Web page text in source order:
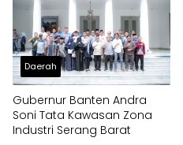
Daerah
Gubernur Banten Andra
Soni Tata Kawasan Zona
Industri Serang Barat